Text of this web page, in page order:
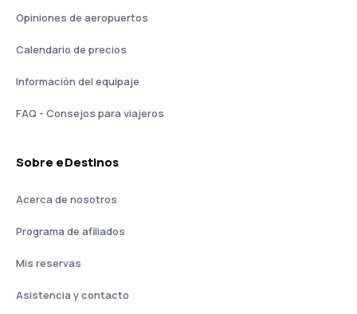
Opiniones de aeropuertos
Calendario de precios
Información del equipaje
FAQ - Consejos para viajeros
Sobre eDestinos
Acerca de nosotros
Programa de afiliados
Mis reservas
Asistencia y contacto